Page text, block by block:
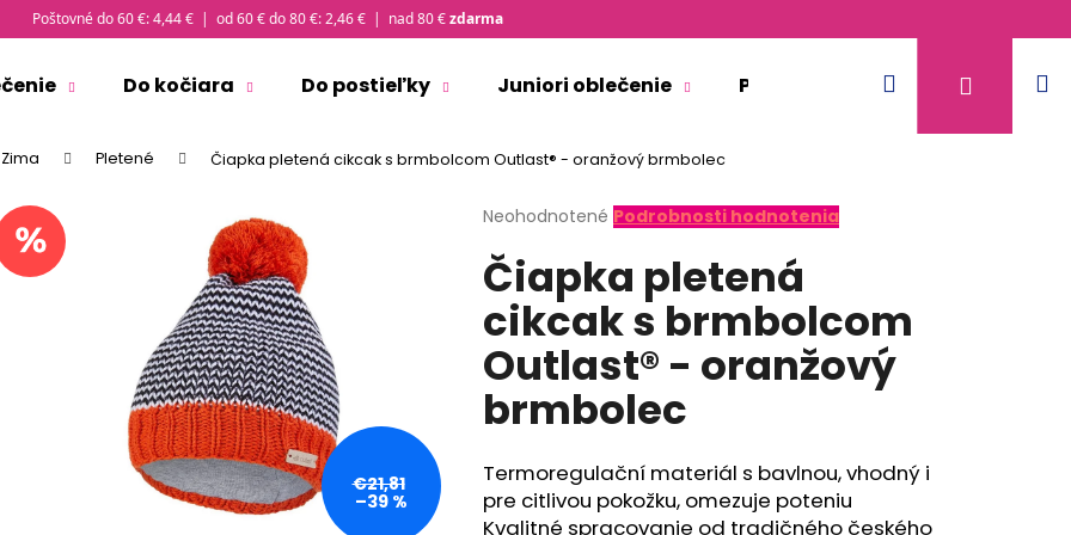
Poštovné do 60 €: 4,44 € | od 60 € do 80 €: 2,46 € | nad 80 €zdarma
Do kočiara Do postieľky Juniori oblečenie Pre dospelých Doplnkový
Hľadať
Zima Pletené Čiapka pletená cikcak s brmbolcom Outlast® - oranžový brmbolec
Priemerné
produktu
je
z
5
hviezdičiek.
Neohodnotené Podrobnosti hodnotenia
Čiapka pletená
cikcak s brmbolcom
Outlast® - oranžový
brmbolec
Termoregulační materiál s bavlnou, vhodný i
pre citlivou pokožku, omezuje poteniu
Kvalitné spracovanie od tradičného českého
€21,81
–39 %
Odporúčame
ČIAPKA TENKÁ PLOCHÝ ŠEV OUTLAST® - TRIČKO PÁNSKE KR TENKÉ VÝSTRIH U